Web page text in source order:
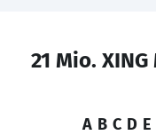
21 Mio.
A B C D E